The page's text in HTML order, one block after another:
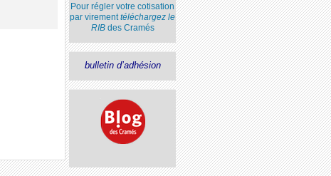
Pour régler votre cotisation
par virementtéléchargez le
RIBdes Cramés
bulletin d’adhésion